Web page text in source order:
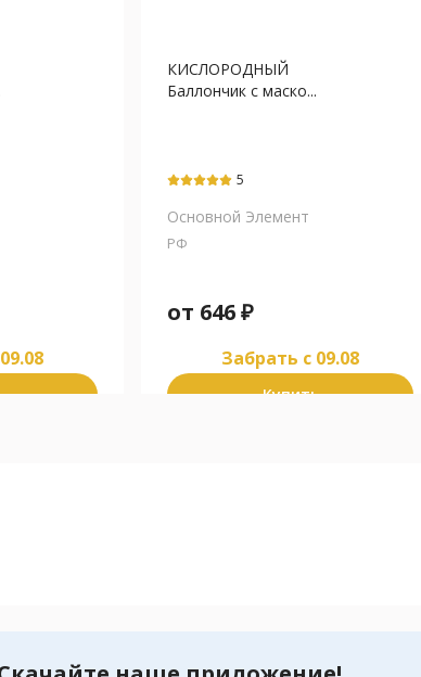
КИСЛОРОДНЫЙ
Баллончик с маско...
5
Основной Элемент
РФ
от 646₽
Забрать c 09.08
Купить